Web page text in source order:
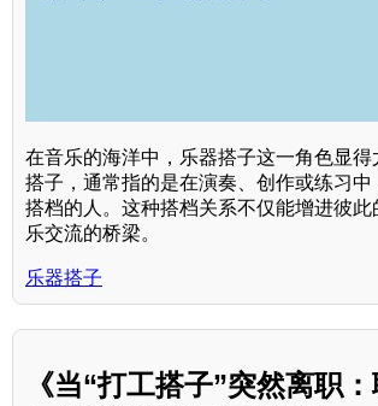
在音乐的海洋中，乐器搭子这一角色显得
搭子，通常指的是在演奏、创作或练习
搭档的人。这种搭档关系不仅能增进彼
乐交流的桥梁。
乐器搭子
《当“打工搭子”突然离职